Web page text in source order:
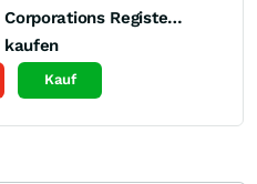
Paramount Skydance Corporations Registered (B)
kaufen
Kauf